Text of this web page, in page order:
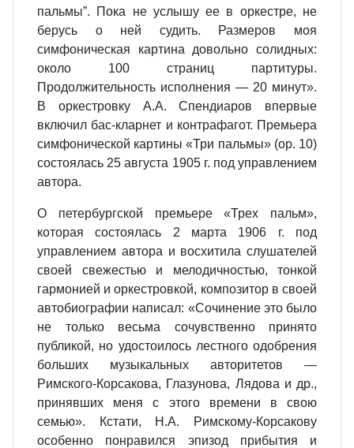
пальмы”. Пока не услышу ее в оркестре, не
берусь о ней судить. Размеров моя
симфоническая картина довольно солидных:
около 100 страниц партитуры.
Продолжительность исполнения — 20 минут».
В оркестровку А.А. Спендиаров впервые
включил бас-кларнет и контрафагот. Премьера
симфонической картины «Три пальмы» (op. 10)
состоялась 25 августа 1905 г. под управлением
автора.
О петербургской премьере «Трех пальм»,
которая состоялась 2 марта 1906 г. под
управлением автора и восхитила слушателей
своей свежестью и мелодичностью, тонкой
гармонией и оркестровкой, композитор в своей
автобиографии написал: «Сочинение это было
не только весьма сочувственно принято
публикой, но удостоилось лестного одобрения
больших музыкальных авторитетов —
Римского-Корсакова, Глазунова, Лядова и др.,
принявших меня с этого времени в свою
семью». Кстати, Н.А. Римскому-Корсакову
особенно понравился эпизод прибытия и